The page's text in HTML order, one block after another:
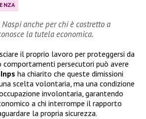
anche per chi è costretto a
la tutela economica.
il proprio lavoro per proteggersi da
comportamenti persecutori può avere
Inps ha chiarito che queste dimissioni
scelta volontaria, ma una condizione
involontaria, garantendo
a chi interrompe il rapporto
la propria sicurezza.